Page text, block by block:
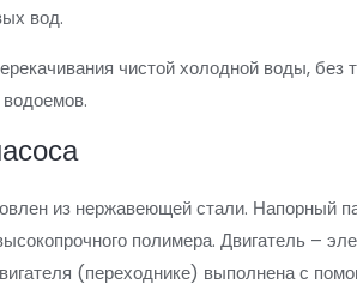
вод.
чистой холодной воды,
из нержавеющей стали. Напорный
полимера. Двигатель –
(переходнике) выполнена с